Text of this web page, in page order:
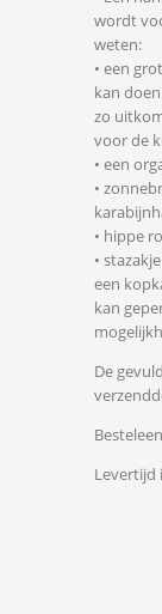
wordt
weten:
• een
kan
zo
voor de
• een
•
• hippe
•
een
kan
De
Levertijd